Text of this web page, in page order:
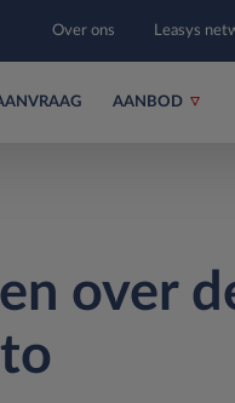
Over ons Leasys
AANBOD
over